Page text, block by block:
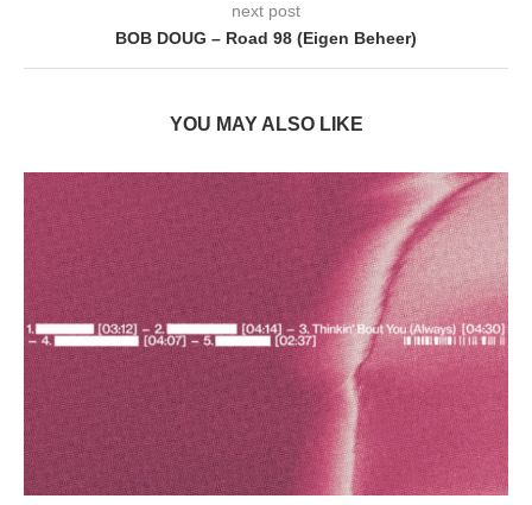
next post
BOB DOUG – Road 98 (Eigen Beheer)
YOU MAY ALSO LIKE